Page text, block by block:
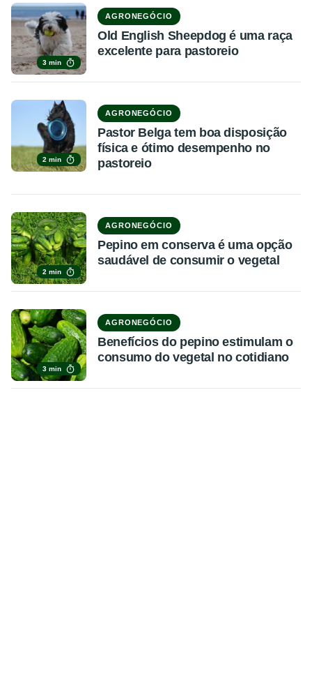
3 min
AGRONEGÓCIO
Old English Sheepdog é uma raça
excelente para pastoreio
2 min
AGRONEGÓCIO
Pastor Belga tem boa disposição
física e ótimo desempenho no
pastoreio
2 min
AGRONEGÓCIO
Pepino em conserva é uma opção
saudável de consumir o vegetal
3 min
AGRONEGÓCIO
Benefícios do pepino estimulam o
consumo do vegetal no cotidiano